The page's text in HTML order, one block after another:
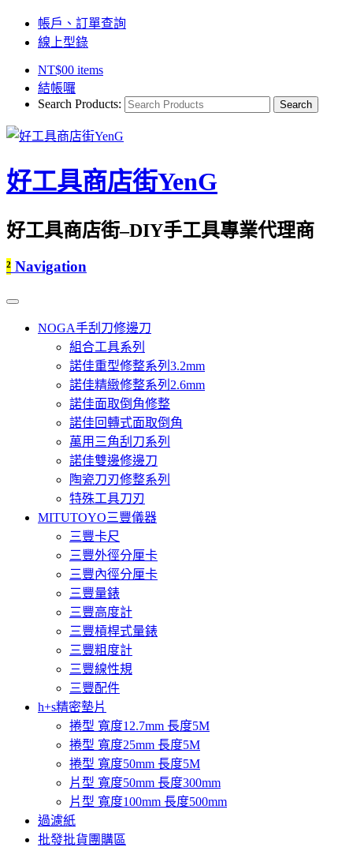
帳戶、訂單查詢
線上型錄
NT$00 items
結帳囉
Search Products:
好工具商店街YenG
好工具商店街–DIY手工具專業代理商
² Navigation
NOGA手刮刀修邊刀
組合工具系列
諾佳重型修整系列3.2mm
諾佳精緻修整系列2.6mm
諾佳面取倒角修整
諾佳回轉式面取倒角
萬用三角刮刀系列
諾佳雙邊修邊刀
陶瓷刀刃修整系列
特殊工具刀刃
MITUTOYO三豐儀器
三豐卡尺
三豐外徑分厘卡
三豐內徑分厘卡
三豐量錶
三豐高度計
三豐槓桿式量錶
三豐粗度計
三豐線性規
三豐配件
h+s精密墊片
捲型 寬度12.7mm 長度5M
捲型 寬度25mm 長度5M
捲型 寬度50mm 長度5M
片型 寬度50mm 長度300mm
片型 寬度100mm 長度500mm
過濾紙
批發批貨團購區